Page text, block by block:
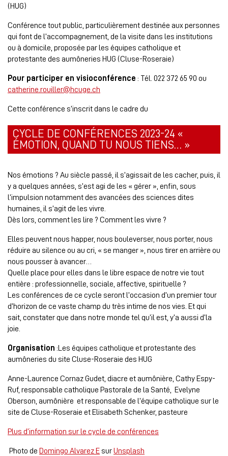
(HUG)
Conférence tout public, particulièrement destinée aux personnes
qui font de l’accompagnement, de la visite dans les institutions
ou à domicile, proposée par les équipes catholique et
protestante des aumôneries HUG (Cluse-Roseraie)
Pour participer en visioconférence : Tél. 022 372 65 90 ou
catherine.rouiller@hcuge.ch
Cette conférence s’inscrit dans le cadre du
CYCLE DE CONFÉRENCES 2023-24 «
ÉMOTION, QUAND TU NOUS TIENS… »
Nos émotions ? Au siècle passé, il s’agissait de les cacher, puis, il
y a quelques années, s’est agi de les « gérer », enfin, sous
l’impulsion notamment des avancées des sciences dites
humaines, il s’agit de les vivre.
Dès lors, comment les lire ? Comment les vivre ?
Elles peuvent nous happer, nous bouleverser, nous porter, nous
réduire au silence ou au cri, « se manger », nous tirer en arrière ou
nous pousser à avancer…
Quelle place pour elles dans le libre espace de notre vie tout
entière : professionnelle, sociale, affective, spirituelle ?
Les conférences de ce cycle seront l’occasion d’un premier tour
d’horizon de ce vaste champ du très intime de nos vies. Et qui
sait, constater que dans notre monde tel qu’il est, y’a aussi d’la
joie.
Organisation :Les équipes catholique et protestante des
aumôneries du site Cluse-Roseraie des HUG
Anne-Laurence Cornaz Gudet, diacre et aumônière, Cathy Espy-
Ruf, responsable catholique Pastorale de la Santé, Evelyne
Oberson, aumônière et responsable de l’équipe catholique sur le
site de Cluse-Roseraie et Elisabeth Schenker, pasteure
Plus d’information sur le cycle de conférences
Photo de Domingo Alvarez E surUnsplash